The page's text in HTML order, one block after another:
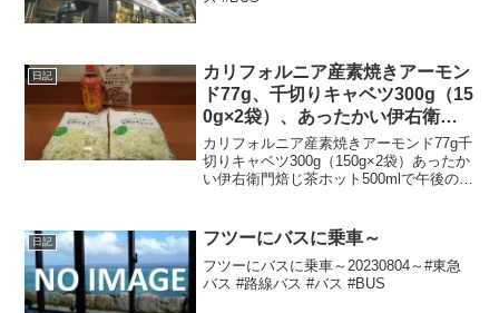
日記
カリフォルニア産素焼きアーモン
ド77g、千切りキャベツ300g（15
0g×2袋）、あったかい伊右衛門
焙じ茶ホット500mlで午後の燃料
補給 ～
カリフォルニア産素焼きアーモンド77g千
切りキャベツ300g（150g×2袋）あったか
い伊右衛門焙じ茶ホット500mlで午後の燃
衛門 #焙じ茶 #ほう...
日記 フツーにバスに乗車～
フツーにバスに乗車～20230804～#東急
バス #路線バス #バス #BUS